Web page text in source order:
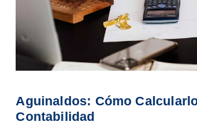
Aguinaldos: Cómo
Contabilidad